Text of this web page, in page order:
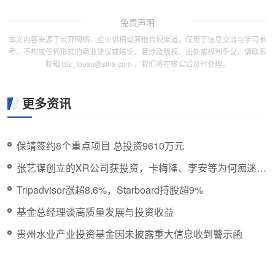
免责声明
本文内容来源于公开网络、企业供稿或其他合规渠道，仅用于信息交流与学习参
考，不构成任何形式的商业建议或结论。若涉及版权、出处或权利争议，请联系
邮箱 biz_tousu@sina.com ，我们将在核实后及时处理。
更多资讯
保靖签约8个重点项目 总投资9610万元
张艺谋创立的XR公司获投资，卡梅隆、李安等为何痴迷新
Tripadvisor涨超8.6%，Starboard持股超9%
基金总经理谈高质量发展与投资收益
贵州水业产业投资基金因未披露重大信息收到警示函